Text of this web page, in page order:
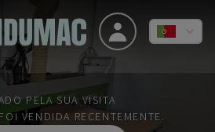
PELA SUA VISITA
VENDIDA RECENTEMENTE.